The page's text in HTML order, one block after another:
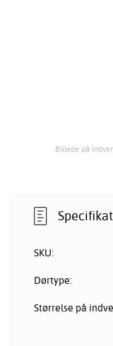
Billede på
SKU:
Dørtype:
Størrelse på